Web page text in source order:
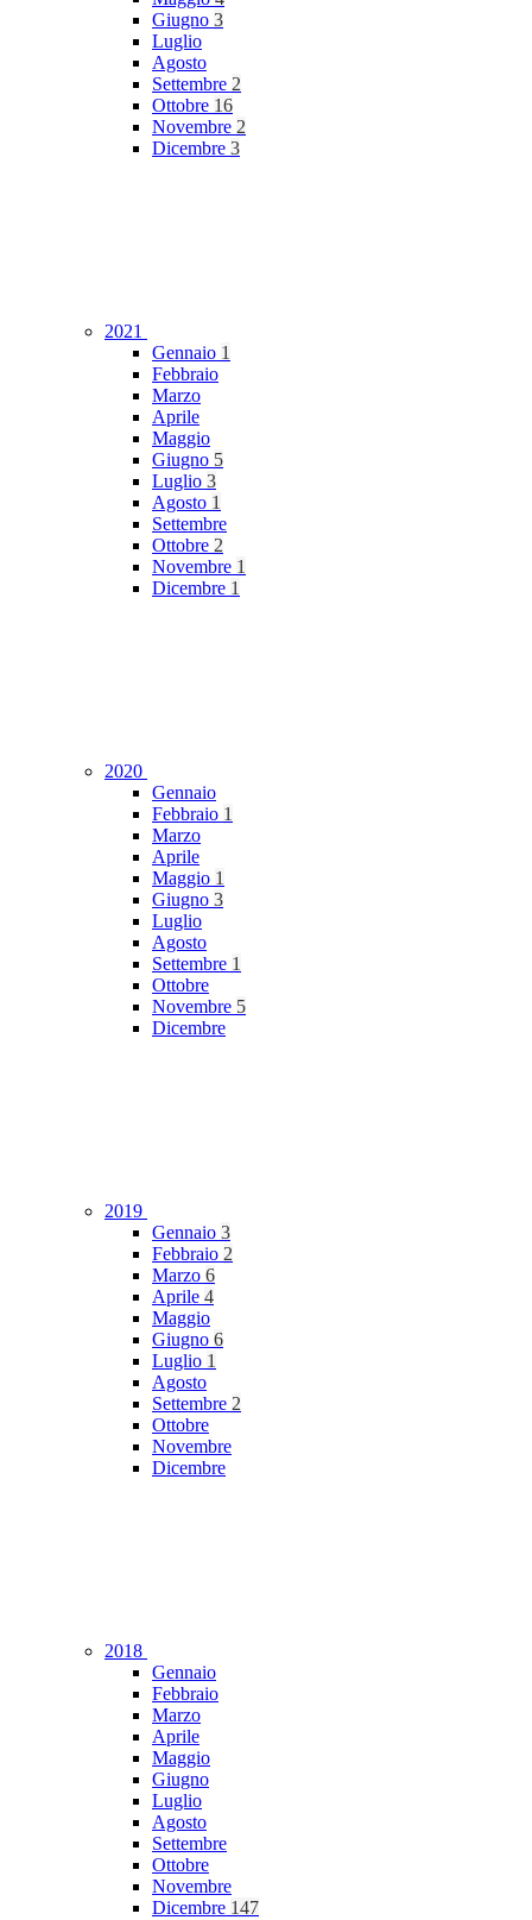
Giugno 3
Luglio
Agosto
Settembre 2
Ottobre 16
Novembre 2
Dicembre 3
2021
Gennaio 1
Febbraio
Marzo
Aprile
Maggio
Giugno 5
Luglio 3
Agosto 1
Settembre
Ottobre 2
Novembre 1
Dicembre 1
2020
Gennaio
Febbraio 1
Marzo
Aprile
Maggio 1
Giugno 3
Luglio
Agosto
Settembre 1
Ottobre
Novembre 5
Dicembre
2019
Gennaio 3
Febbraio 2
Marzo 6
Aprile 4
Maggio
Giugno 6
Luglio 1
Agosto
Settembre 2
Ottobre
Novembre
Dicembre
2018
Gennaio
Febbraio
Marzo
Aprile
Maggio
Giugno
Luglio
Agosto
Settembre
Ottobre
Novembre
Dicembre 147